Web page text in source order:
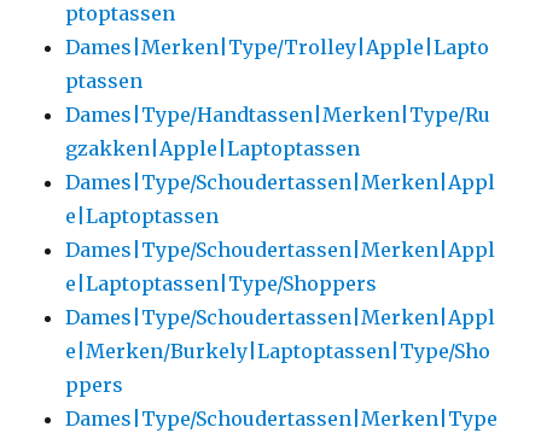
ptoptassen
Dames|Merken|Type/Trolley|Apple|Lapto
ptassen
Dames|Type/Handtassen|Merken|Type/Ru
gzakken|Apple|Laptoptassen
Dames|Type/Schoudertassen|Merken|Appl
e|Laptoptassen
Dames|Type/Schoudertassen|Merken|Appl
e|Laptoptassen|Type/Shoppers
Dames|Type/Schoudertassen|Merken|Appl
e|Merken/Burkely|Laptoptassen|Type/Sho
ppers
Dames|Type/Schoudertassen|Merken|Type